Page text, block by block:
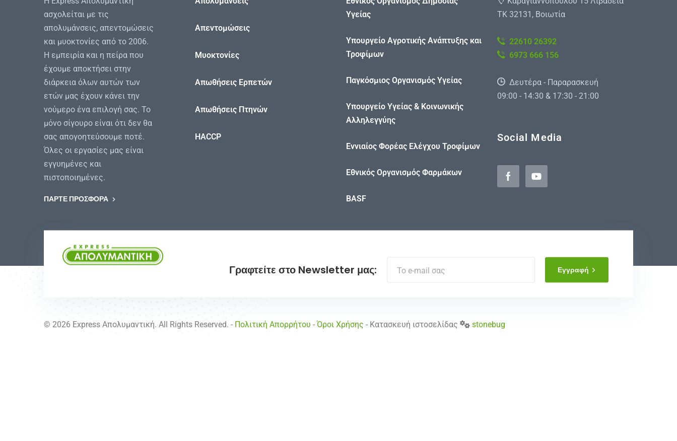
ασχολείται με τις
απολυμάνσεις, απεντομώσεις
και μυοκτονίες από το 2006.
Η εμπειρία και η πείρα που
έχουμε αποκτήσει στην
διάρκεια όλων αυτών των
ετών μας έχουν κάνει την
νούμερο ένα επιλογή σας. Το
μόνο σίγουρο είναι ότι δεν θα
σας απογοητεύσουμε ποτέ.
Όλες οι εργασίες μας είναι
εγγυημένες και
πιστοποιημένες.
ΠΑΡΤΕ ΠΡΟΣΦΟΡΑ
Απεντομώσεις
Μυοκτονίες
Απωθήσεις Ερπετών
Απωθήσεις Πτηνών
HACCP
Υγείας
Υπουργείο Αγροτικής Ανάπτυξης και
Τροφίμων
Παγκόσμιος Οργανισμός Υγείας
Υπουργείο Υγείας & Κοινωνικής
Αλληλεγγύης
Εννιαίος Φορέας Ελέγχου Τροφίμων
Εθνικός Οργανισμός Φαρμάκων
BASF
ΤΚ 32131, Βοιωτία
22610 26392
6973 666 156
Δευτέρα - Παραρασκευή
09:00 - 14:30 & 17:30 - 21:00
Social Media
Γραφτείτε στο Newsletter μας: Εγγραφή
© 2026 Express Απολυμαντική. All Rights Reserved. - Πολιτική Απορρήτου - Όροι Χρήσης - Κατασκευή ιστοσελίδας stonebug